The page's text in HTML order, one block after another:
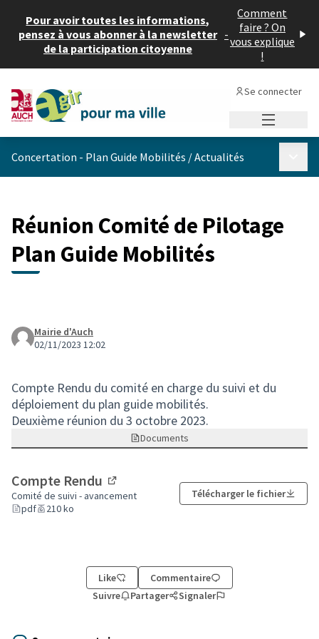
Pour avoir toutes les informations,
pensez à vous abonner à la newsletter
de la participation citoyenne
-
Comment
faire ? On
vous explique
!
Se connecter
Concertation - Plan Guide Mobilités /Actualités
Réunion Comité de Pilotage
Plan Guide Mobilités
Mairie d'Auch
02/11/2023 12:02
Compte Rendu du comité en charge du suivi et du
déploiement du plan guide mobilités.
Deuxième réunion du 3 octobre 2023.
Documents
Compte Rendu
(Lien externe)
Comité de suivi - avancement
pdf
210 ko
Télécharger le fichier
Like
Commentaire
Suivre
Partager Signaler